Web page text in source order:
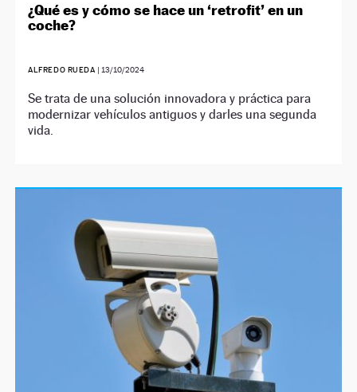
¿Qué es y cómo se hace un ‘retrofit’ en un
coche?
ALFREDO RUEDA | 13/10/2024
Se trata de una solución innovadora y práctica para
modernizar vehículos antiguos y darles una segunda
vida.